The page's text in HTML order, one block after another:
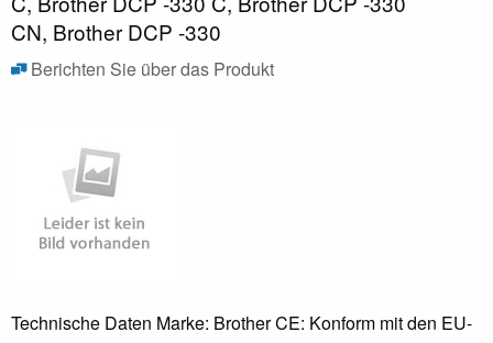
CN, Brother DCP -330
Berichten Sie über das Produkt
Technische Daten Marke: Brother CE: Konform mit den EU-